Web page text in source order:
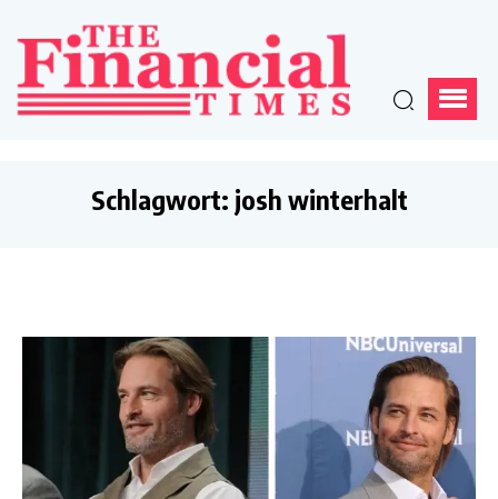
Schlagwort: josh winterhalt